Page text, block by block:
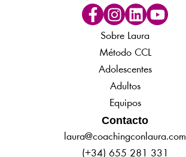
Sobre Laura
Método CCL
Adolescentes
Adultos
Equipos
Contacto
laura@coachingconlaura.com
(+34) 655 281 331